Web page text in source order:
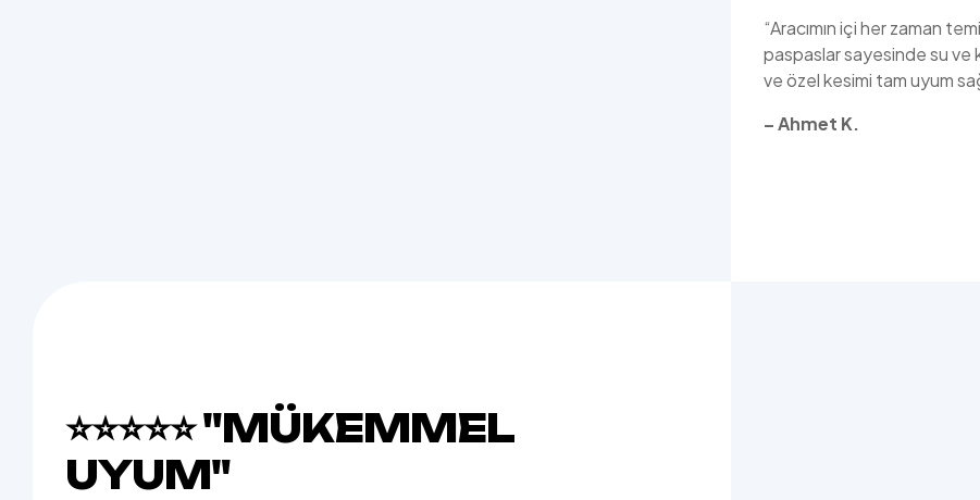
“Aracımın içi her zaman
paspaslar sayesinde su ve
ve özel kesimi tam uyum
– Ahmet K.
⭐⭐⭐⭐⭐ "MÜKEMMEL
UYUM"